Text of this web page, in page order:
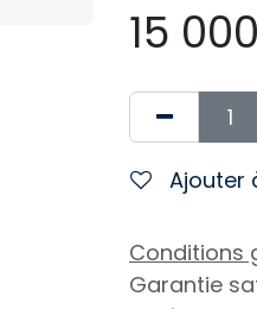
15
Ajouter
Conditions
Garantie